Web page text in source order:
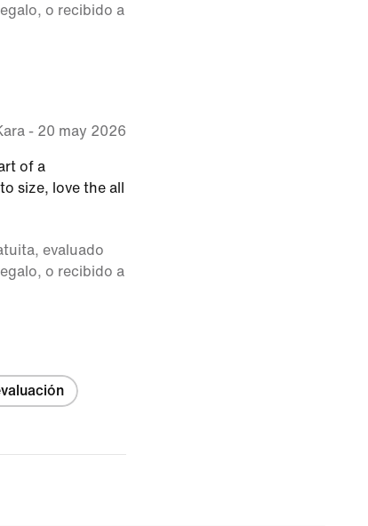
them, it feels
I had to order
do.
o recibido a
- 20 may 2026
of a
size, love the all
evaluado
o recibido a